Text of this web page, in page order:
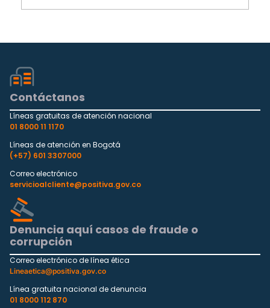
Contáctanos
Líneas gratuitas de atención nacional
01 8000 11 1170
Líneas de atención en Bogotá
(+57) 601 3307000
Correo electrónico
servicioalcliente@positiva.gov.co
Denuncia aquí casos de fraude o
corrupción
Correo electrónico de línea ética
Lineaetica@positiva.gov.co
Línea gratuita nacional de denuncia
01 8000 112 870